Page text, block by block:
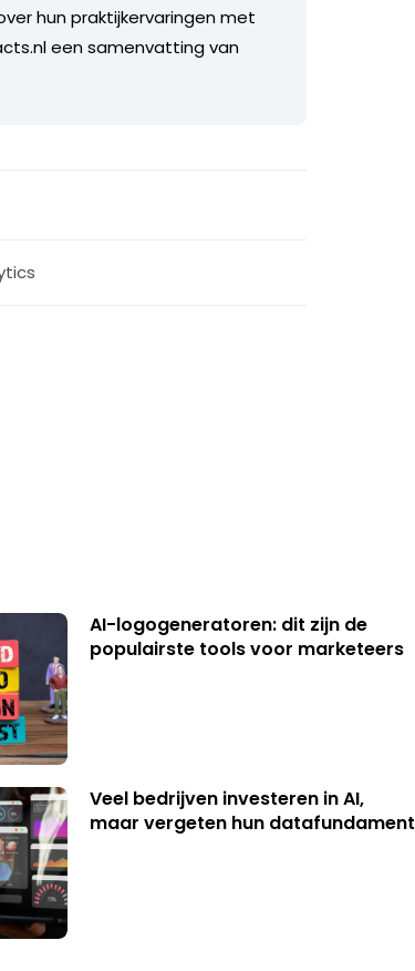
hun praktijkervaringen met
een samenvatting van
AI-logogeneratoren: dit zijn de
populairste tools voor marketeers
Veel bedrijven investeren in AI,
maar vergeten hun datafundament